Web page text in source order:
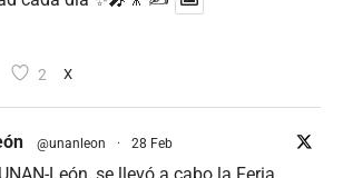
2 X
@unanleon · 28 Feb
León, se llevó a cabo la Feria